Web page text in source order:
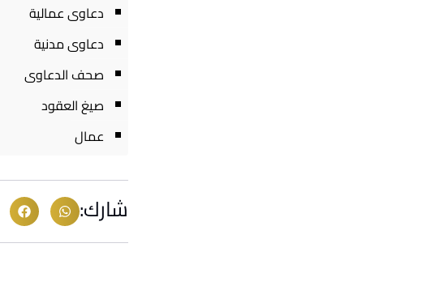
دعاوى عمالية
دعاوى مدنية
صحف الدعاوى
صيغ العقود
عمال
شارك: